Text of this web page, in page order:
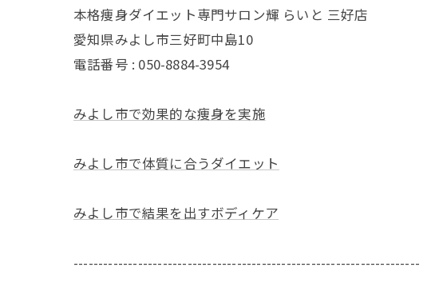
本格痩身ダイエット専門サロン輝 らいと 三好店
愛知県みよし市三好町中島10
電話番号 : 050-8884-3954
みよし市で効果的な痩身を実施
みよし市で体質に合うダイエット
みよし市で結果を出すボディケア
----------------------------------------------------------------------